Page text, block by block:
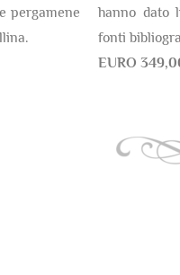
pergamene
hanno dato
fonti
EURO